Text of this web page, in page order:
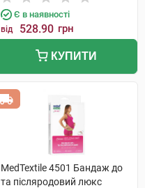
Є в наявності
від 528.90 грн
КУПИТИ
MedTextile 4501 Бандаж до
та післяродовий люкс